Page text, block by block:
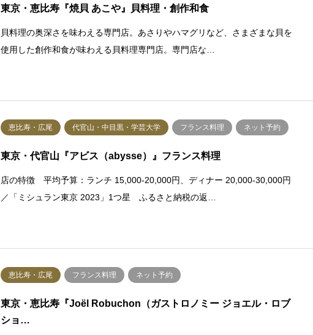
東京・恵比寿『焼貝 あこや』貝料理・創作和食
貝料理の奥深さを味わえる専門店。あさりやハマグリなど、さまざまな貝を
使用した創作和食が味わえる貝料理専門店。専門店な…
恵比寿・広尾 代官山・中目黒・学芸大学 フランス料理 ネット予約
東京・代官山『アビス（abysse）』フランス料理
店の特徴 平均予算：ランチ 15,000-20,000円、ディナー 20,000-30,000円
／「ミシュラン東京 2023」1つ星 ふるさと納税の返…
恵比寿・広尾 フランス料理 ネット予約
東京・恵比寿『Joël Robuchon（ガストロノミー ジョエル・ロブ
ショ…